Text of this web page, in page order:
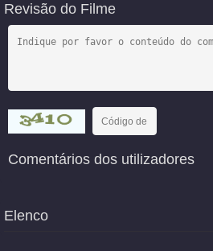
Revisão do Filme
Comentários dos utilizadores
Elenco